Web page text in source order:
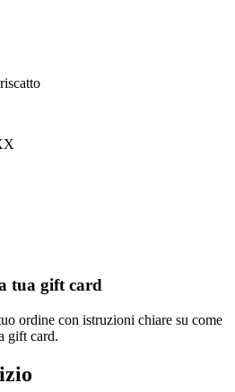
tua gift card
ordine con istruzioni chiare su come
gift card.